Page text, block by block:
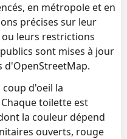
en métropole et en
précises sur leur
leurs restrictions
sont mises à jour
d'OpenStreetMap.
d'oeil la
toilette est
la couleur dépend
ouverts, rouge